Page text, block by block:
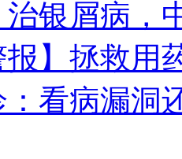
治银屑病，
报】拯救
：看病漏洞